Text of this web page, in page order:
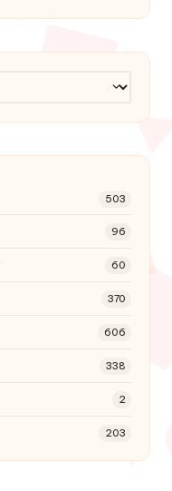
503
96
60
370
606
338
2
203